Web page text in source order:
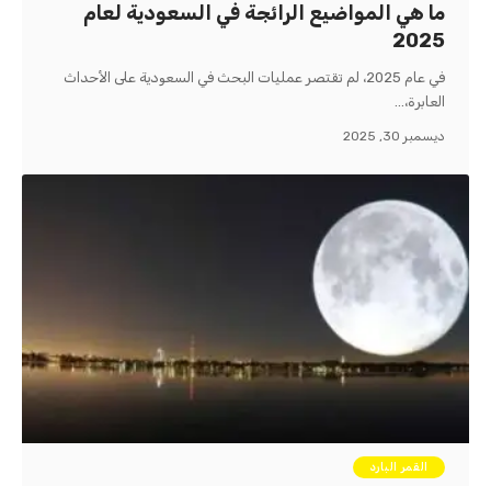
ما هي المواضيع الرائجة في السعودية لعام
2025
في عام 2025، لم تقتصر عمليات البحث في السعودية على الأحداث
العابرة،…
ديسمبر 30, 2025
القمر البارد